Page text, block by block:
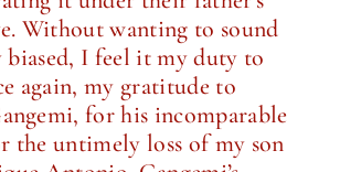
Without wanting to sound
I feel it my duty to
again, my gratitude to
for his incomparable
the untimely loss of my son